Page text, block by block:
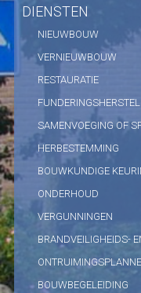
DIENSTEN
NIEUWBOUW
VERNIEUWBOUW
RESTAURATIE
FUNDERINGSHERSTEL
SAMENVOEGING OF
HERBESTEMMING
BOUWKUNDIGE
ONDERHOUD
VERGUNNINGEN
BRANDVEILIGHEIDS-
BOUWBEGELEIDING